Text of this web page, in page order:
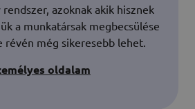
azoknak akik hisznek
a munkatársak megbecsülése
révén még sikeresebb lehet.
oldalam